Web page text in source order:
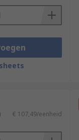
€ 107,49/eenheid